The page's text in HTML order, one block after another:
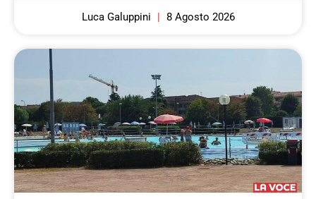
Luca Galuppini 8 Agosto 2026